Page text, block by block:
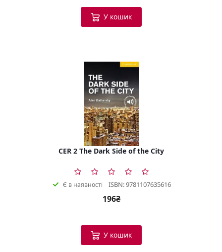
У кошик
CER 2 The Dark Side of the City
Є в наявності ISBN: 9781107635616
196₴
У кошик